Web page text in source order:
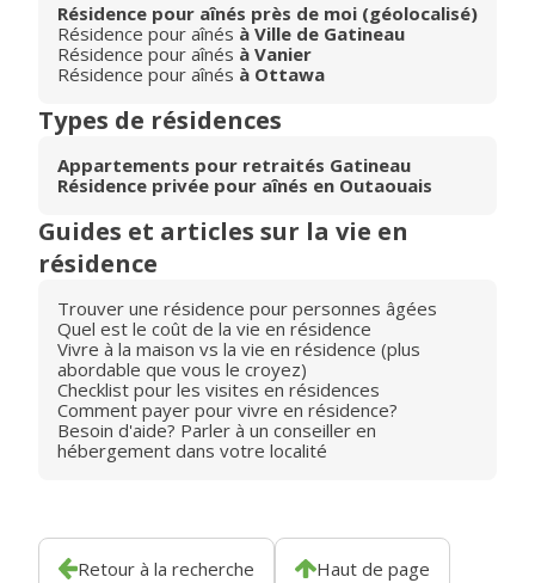
Résidence pour aînés près de moi (géolocalisé)
Résidence pour aînés à Ville de Gatineau
Résidence pour aînés à Vanier
Résidence pour aînés à Ottawa
Types de résidences
Appartements pour retraités Gatineau
Résidence privée pour aînés en Outaouais
Guides et articles sur la vie en
résidence
Trouver une résidence pour personnes âgées
Quel est le coût de la vie en résidence
Vivre à la maison vs la vie en résidence (plus
abordable que vous le croyez)
Checklist pour les visites en résidences
Comment payer pour vivre en résidence?
Besoin d'aide? Parler à un conseiller en
hébergement dans votre localité
Retour à la recherche Haut de page